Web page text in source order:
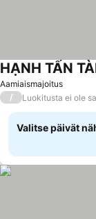
Aamiaismajoitus
HẠNH TẤN
/ Luokitusta ei ole
Valitse päivät